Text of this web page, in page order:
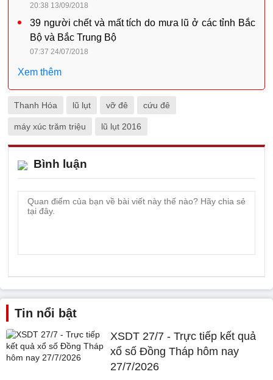
20:38 13/09/2018
39 người chết và mất tích do mưa lũ ở các tỉnh Bắc
Bộ và Bắc Trung Bộ
07:37 24/07/2018
Xem thêm
Thanh Hóa lũ lụt vỡ đê cứu đê
máy xúc trăm triệu lũ lụt 2016
Bình luận
Tin nổi bật
XSDT 27/7 - Trực tiếp kết quả
xổ số Đồng Tháp hôm nay
27/7/2026